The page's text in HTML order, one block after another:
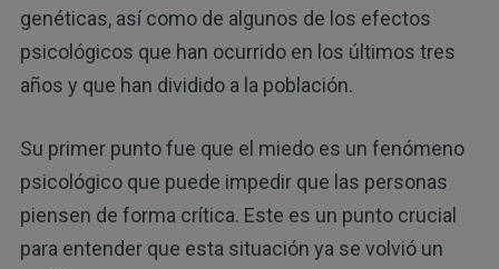
genéticas, así como de algunos de los efectos
psicológicos que han ocurrido en los últimos tres
años y que han dividido a la población.
Su primer punto fue que el miedo es un fenómeno
psicológico que puede impedir que las personas
piensen de forma crítica. Este es un punto crucial
para entender que esta situación ya se volvió un